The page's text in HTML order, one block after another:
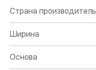
Страна производитель
Ширина
Основа